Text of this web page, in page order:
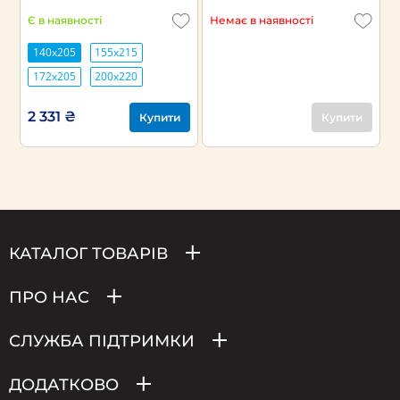
Є в наявності
140х205
155х215
172х205
200х220
2 331 ₴ Купити
Немає в наявності
Купити
КАТАЛОГ ТОВАРІВ
ПРО НАС
СЛУЖБА ПІДТРИМКИ
ДОДАТКОВО